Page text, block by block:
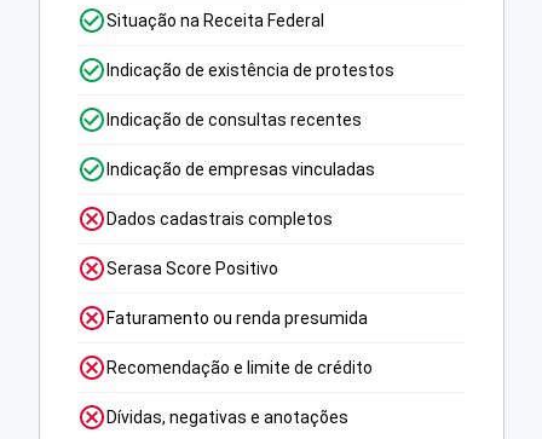
Situação na Receita Federal
Indicação de existência de protestos
Indicação de consultas recentes
Indicação de empresas vinculadas
Dados cadastrais completos
Serasa Score Positivo
Faturamento ou renda presumida
Recomendação e limite de crédito
Dívidas, negativas e anotações